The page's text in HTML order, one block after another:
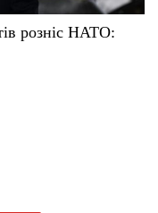
розніс НАТО: